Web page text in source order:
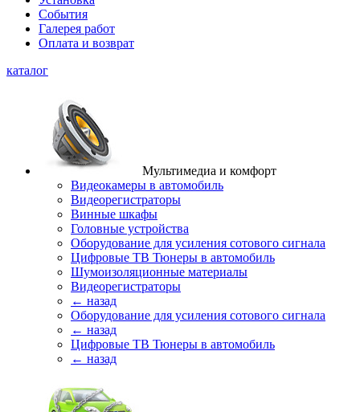
События
Галерея работ
Оплата и возврат
каталог
Мультимедиа и комфорт
Видеокамеры в автомобиль
Видеорегистраторы
Винные шкафы
Головные устройства
Оборудование для усиления сотового сигнала
Цифровые ТВ Тюнеры в автомобиль
Шумоизоляционные материалы
Видеорегистраторы
← назад
Оборудование для усиления сотового сигнала
← назад
Цифровые ТВ Тюнеры в автомобиль
← назад